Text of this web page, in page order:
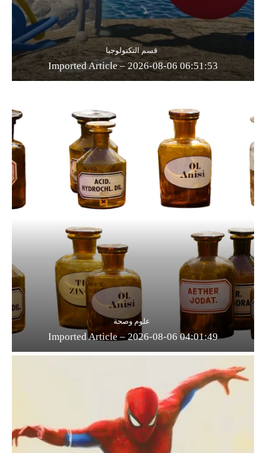
قسم التكنولوجيا
Imported Article – 2026-08-06 06:51:53
علوم وصحة
Imported Article – 2026-08-06 04:01:49